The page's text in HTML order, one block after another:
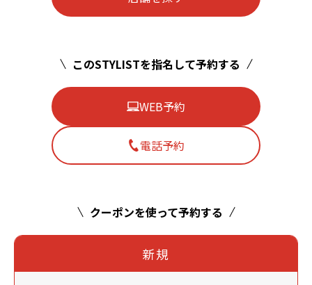
このSTYLISTを指名して予約する
WEB予約
電話予約
クーポンを使って予約する
新規